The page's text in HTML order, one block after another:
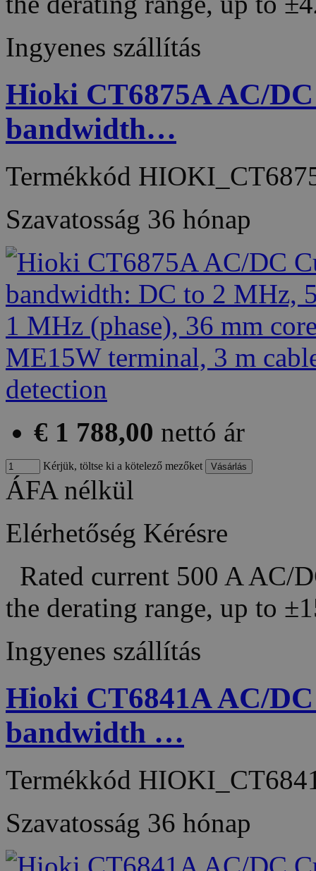
Ingyenes szállítás
Hioki CT6875A AC/
bandwidth…
Termékkód
Szavatosság 36 hónap
€ 1 788,00 nettó ár
Kérjük, töltse ki a kötelező mezőket
ÁFA nélkül
Elérhetőség Kérésre
Rated current 500 A AC/
the derating range, up to
Ingyenes szállítás
Hioki CT6841A AC/
bandwidth …
Termékkód
Szavatosság 36 hónap